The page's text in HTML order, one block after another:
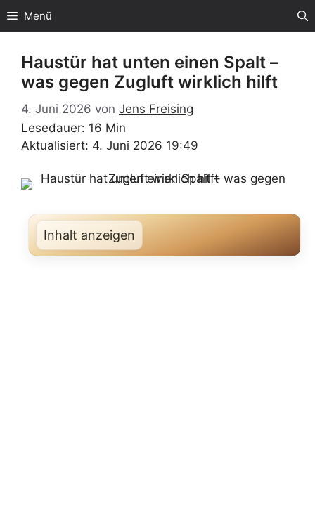
Menü
Haustür hat unten einen Spalt –
was gegen Zugluft wirklich hilft
4. Juni 2026 von Jens Freising
Lesedauer: 16 Min
Aktualisiert: 4. Juni 2026 19:49
Inhalt anzeigen